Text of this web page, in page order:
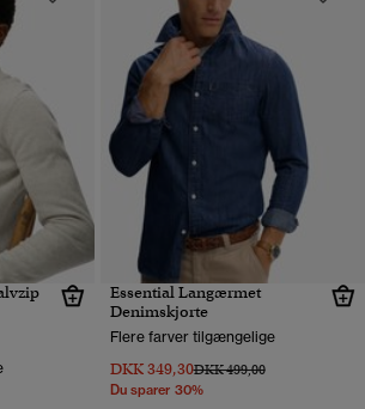
Essential Langærmet
Denimskjorte
Flere farver tilgængelige
DKK 349,30Pris nedsat fra
DKK 499,00til
Du sparer 30%